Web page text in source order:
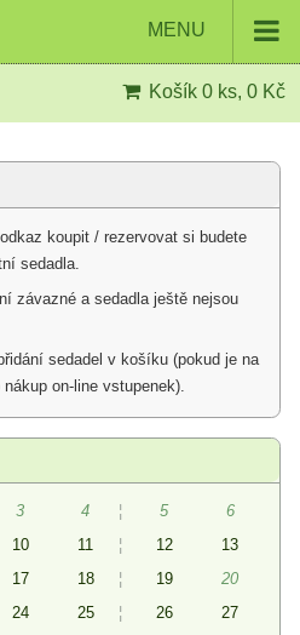
MENU
Košík 0 ks, 0 Kč
koupit / rezervovat si budete
sedadla.
závazné a sedadla ještě nejsou
sedadel v košíku (pokud je na
on-line vstupenek).
3 4 ¦ 5
6
10 11 ¦ 12
13
17 18 ¦ 19
20
24 25 ¦ 26
27